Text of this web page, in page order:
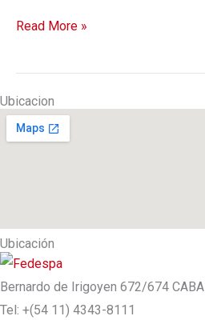
Read More »
Ubicacion
Ubicación
Bernardo de Irigoyen 672/674 CABA
Tel: +(54 11) 4343-8111